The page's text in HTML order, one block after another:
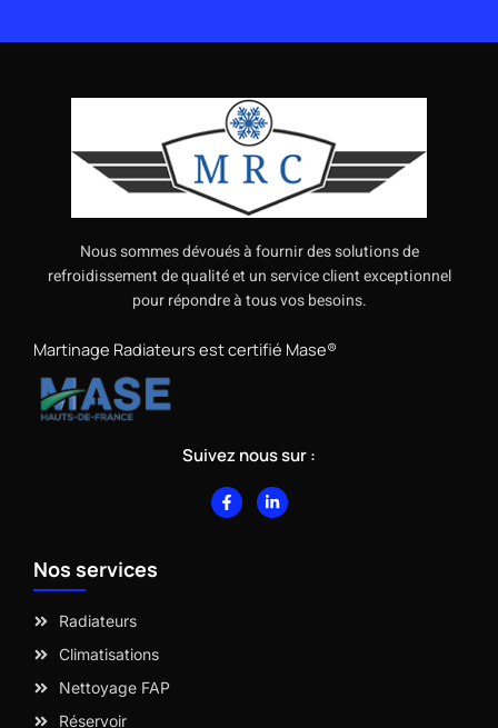
Nous sommes dévoués à fournir des solutions de
refroidissement de qualité et un service client exceptionnel
pour répondre à tous vos besoins.
Martinage Radiateurs est certifié Mase®
Suivez nous sur :
F
a
c
L
i
n
Nos services
Radiateurs
Climatisations
Nettoyage FAP
Réservoir